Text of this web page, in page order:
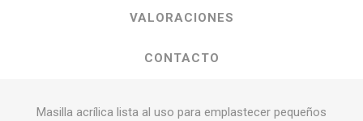
VALORACIONES
CONTACTO
Masilla acrílica lista al uso para emplastecer pequeños